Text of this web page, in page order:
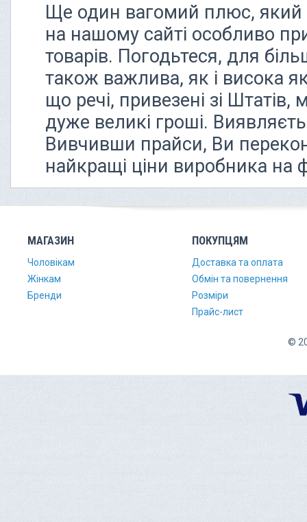
Ще один вагомий плюс, який
на нашому сайті особливо
товарів. Погодьтеся, для
також важлива, як і висока
що речі, привезені зі
дуже великі гроші.
Вивчивши прайси, Ви
найкращі ціни виробника на
МАГАЗИН
Чоловікам
Жінкам
Бренди
ПОКУПЦЯМ
Доставка та оплата
Обмін та повернення
Розміри
Прайс-лист
©